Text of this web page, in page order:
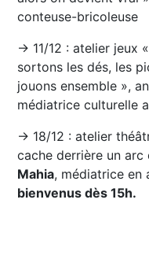
conteuse-bricoleuse
→ 11/12 : atelier jeux
sortons les dés, les
jouons ensemble »,
médiatrice culturelle
→ 18/12 : atelier
cache derrière un
Mahia, médiatrice en
bienvenus dès 15h.